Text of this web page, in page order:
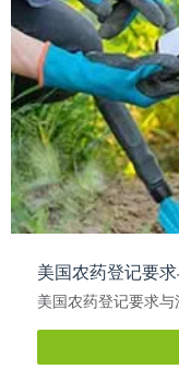
美国农药登记要
美国农药登记要求与